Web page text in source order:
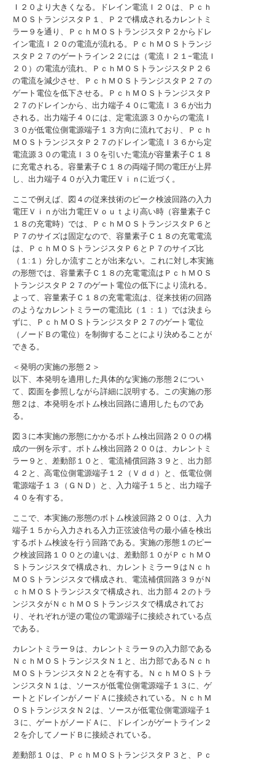
Ｉ２０より大きくなる。ドレイン電流Ｉ２０は、Ｐｃｈ
ＭＯＳトランジスタＰ１、Ｐ２で構成されるカレントミ
ラー９を通り、ＰｃｈＭＯＳトランジスタＰ２からドレ
イン電流Ｉ２０の電流が流れる。ＰｃｈＭＯＳトランジ
スタＰ２７のゲートライン２２には（電流Ｉ２１−電流Ｉ
２０）の電流が流れ、ＰｃｈＭＯＳトランジスタＰ２６
の電流を減少させ、ＰｃｈＭＯＳトランジスタＰ２７の
ゲート電位を低下させる。ＰｃｈＭＯＳトランジスタＰ
２７のドレインから、出力端子４０に電流Ｉ３６が出力
される。出力端子４０には、定電流源３０からの電流Ｉ
３０が低電位側電源端子１３方向に流れており、Ｐｃｈ
ＭＯＳトランジスタＰ２７のドレイン電流Ｉ３６から定
電流源３０の電流Ｉ３０を引いた電流が容量素子Ｃ１８
に充電される。容量素子Ｃ１８の両端子間の電圧が上昇
し、出力端子４０が入力電圧Ｖｉｎに近づく。
ここで例えば、図４の従来技術のピーク検波回路の入力
電圧Ｖｉｎが出力電圧Ｖｏｕｔより高い時（容量素子Ｃ
１８の充電時）では、ＰｃｈＭＯＳトランジスタＰ６と
Ｐ７のサイズは固定なので、容量素子Ｃ１８の充電電流
は、ＰｃｈＭＯＳトランジスタＰ６とＰ７のサイズ比
（１:１）分しか流すことが出来ない。これに対し本実施
の形態では、容量素子Ｃ１８の充電電流はＰｃｈＭＯＳ
トランジスタＰ２７のゲート電位の低下により流れる。
よって、容量素子Ｃ１８の充電電流は、従来技術の回路
のようなカレントミラーの電流比（１：１）では決まら
ずに、ＰｃｈＭＯＳトランジスタＰ２７のゲート電位
（ノードＢの電位）を制御することにより決めることが
できる。
＜発明の実施の形態２＞
以下、本発明を適用した具体的な実施の形態２につい
て、図面を参照しながら詳細に説明する。この実施の形
態２は、本発明をボトム検出回路に適用したものであ
る。
図３に本実施の形態にかかるボトム検出回路２００の構
成の一例を示す。ボトム検出回路２００は、カレントミ
ラー９と、差動部１０と、電流補償回路３９と、出力部
４２と、高電位側電源端子１２（Ｖｄｄ）と、低電位側
電源端子１３（ＧＮＤ）と、入力端子１５と、出力端子
４０を有する。
ここで、本実施の形態のボトム検波回路２００は、入力
端子１５から入力される入力正弦波信号の最小値を検出
するボトム検波を行う回路である。実施の形態１のピー
ク検波回路１００との違いは、差動部１０がＰｃｈＭＯ
Ｓトランジスタで構成され、カレントミラー９はＮｃｈ
ＭＯＳトランジスタで構成され、電流補償回路３９がＮ
ｃｈＭＯＳトランジスタで構成され、出力部４２のトラ
ンジスタがＮｃｈＭＯＳトランジスタで構成されてお
り、それぞれが逆の電位の電源端子に接続されている点
である。
カレントミラー９は、カレントミラー９の入力部である
ＮｃｈＭＯＳトランジスタＮ１と、出力部であるＮｃｈ
ＭＯＳトランジスタＮ２とを有する。ＮｃｈＭＯＳトラ
ンジスタＮ１は、ソースが低電位側電源端子１３に、ゲ
ートとドレインがノードＡに接続されている。ＮｃｈＭ
ＯＳトランジスタＮ２は、ソースが低電位側電源端子１
３に、ゲートがノードＡに、ドレインがゲートライン２
２を介してノードＢに接続されている。
差動部１０は、ＰｃｈＭＯＳトランジスタＰ３と、Ｐｃ